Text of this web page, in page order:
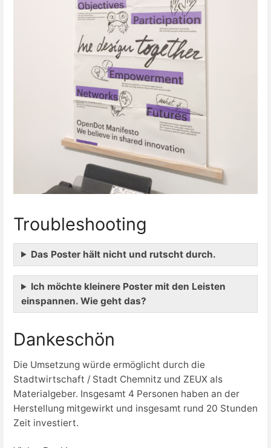
Troubleshooting
Das Poster hält nicht und rutscht durch.
Ich möchte kleinere Poster mit den Leisten
einspannen. Wie geht das?
Dankeschön
Die Umsetzung würde ermöglicht durch die
Stadtwirtschaft / Stadt Chemnitz und ZEUX als
Materialgeber. Insgesamt 4 Personen haben an der
Herstellung mitgewirkt und insgesamt rund 20 Stunden
Zeit investiert.